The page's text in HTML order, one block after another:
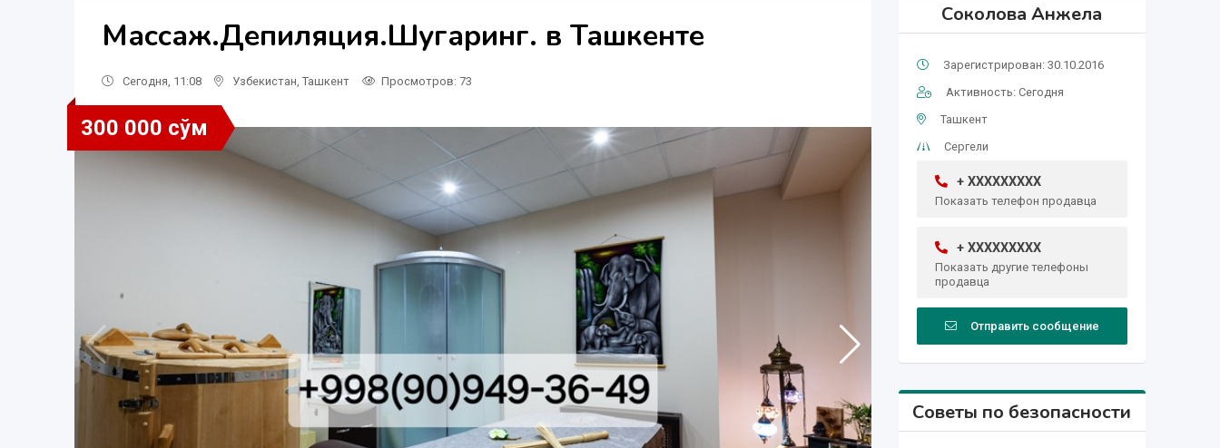
Массаж.Депиляция.Шугаринг. в Ташкенте
Сегодня, 11:08 Узбекистан Ташкент Просмотров: 73
300 000 сўм
Соколова Анжела
Зарегистрирован: 30.10.2016
Активность: Сегодня
Ташкент
Сергели
+ XXXXXXXXX
Показать телефон продавца
+ XXXXXXXXX
Показать другие телефоны
продавца
Отправить сообщение
Советы по безопасности